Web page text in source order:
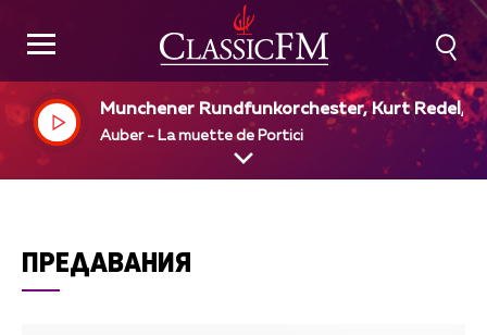
Munchener Rundfunkorchester, Kurt Redel,
Auber - La muette de Portici
ПРЕДАВАНИЯ